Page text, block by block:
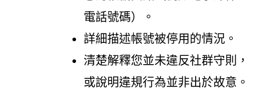
電話號碼）。
詳細描述帳號被停用的情況。
清楚解釋您並未違反社群守則，
或說明違規行為並非出於故意。